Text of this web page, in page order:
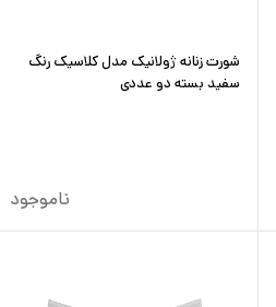
شورت زنانه ژولانیک مدل کلاسیک رنگ
سفید بسته دو عددی
ناموجود